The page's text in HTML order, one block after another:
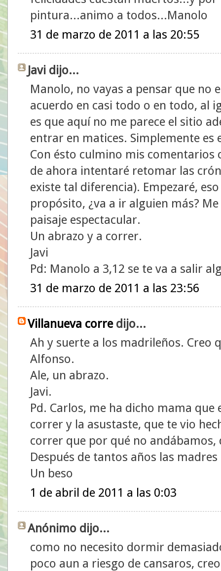
pintura...animo a todos...Manolo
31 de marzo de 2011 a las 20:55
Javi dijo...
Manolo, no vayas a pensar que no
acuerdo en casi todo o en todo, al
es que aquí no me parece el sitio
entrar en matices. Simplemente es
Con ésto culmino mis
de ahora intentaré retomar las
existe tal diferencia). Empezaré,
propósito, ¿va a ir alguien más?
paisaje espectacular.
Un abrazo y a correr.
Javi
Pd: Manolo a 3,12 se te va a salir
31 de marzo de 2011 a las 23:56
Villanueva corredijo...
Ah y suerte a los madrileños. Creo
Alfonso.
Ale, un abrazo.
Javi.
Pd. Carlos, me ha dicho mama
correr y la asustaste, que te vio
correr que por qué no andábamos,
Después de tantos años las
Un beso
1 de abril de 2011 a las 0:03
Anónimo dijo...
como no necesito dormir
poco aun a riesgo de cansaros,